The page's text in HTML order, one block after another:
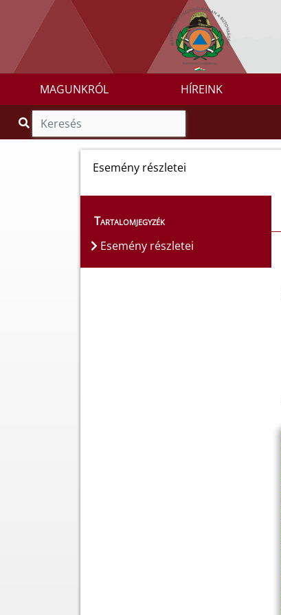
MAGUNKRÓL HÍREINK
Esemény részletei
Tartalomjegyzék
Esemény részletei